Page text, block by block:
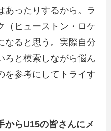
あったりするから。ラ
（ヒューストン・ロケ
なると思う。実際自分
ろと模索しながら悩ん
を参考にしてトライす
からU15の皆さんにメ